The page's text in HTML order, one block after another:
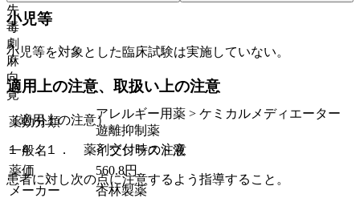
小児等
小児等を対象とした臨床試験は実施していない。
適用上の注意、取扱い上の注意
（適用上の注意）
１４．１． 薬剤交付時の注意
患者に対し次の点に注意するよう指導すること。
先
毒
劇
麻
向
覚
薬効分類
アレルギー用薬 > ケミカルメディエーター
遊離抑制薬
一般名
イブジラスト液
薬価
560.8円
メーカー
杏林製薬